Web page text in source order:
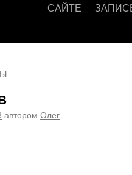
САЙТЕ
автором Олег